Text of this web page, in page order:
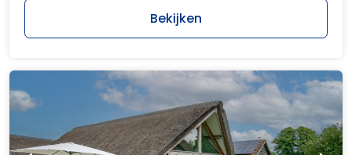
Bekijken